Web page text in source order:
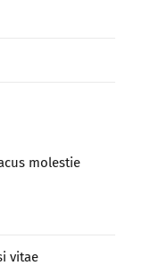
molestie
vitae